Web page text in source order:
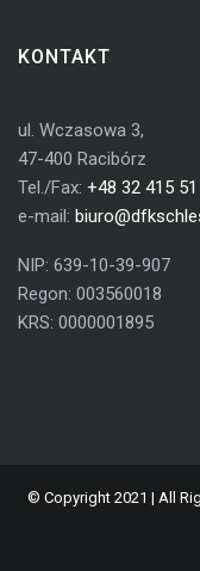
KONTAKT
ul. Wczasowa 3,
47-400 Racibórz
Tel./Fax: +48 32 415
e-mail:
NIP: 639-10-39-907
Regon: 003560018
KRS: 0000001895
© Copyright 2021 | All